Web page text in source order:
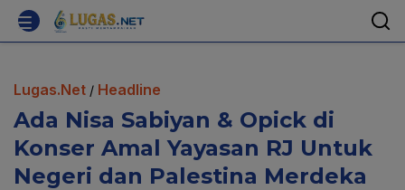
Lugas.Net / Headline
Ada Nisa Sabiyan & Opick di
Konser Amal Yayasan RJ Untuk
Negeri dan Palestina Merdeka